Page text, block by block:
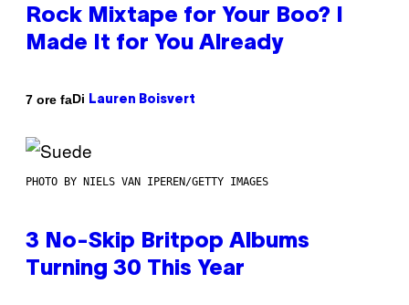
Rock Mixtape for Your Boo? I
Made It for You Already
7 ore faDi Lauren Boisvert
PHOTO BY NIELS VAN IPEREN/GETTY IMAGES
3 No-Skip Britpop Albums
Turning 30 This Year